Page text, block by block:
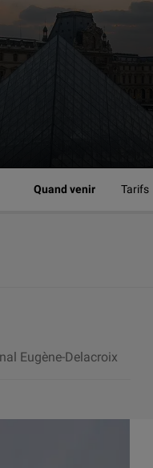
Quand venir Tarifs
Eugène-Delacroix